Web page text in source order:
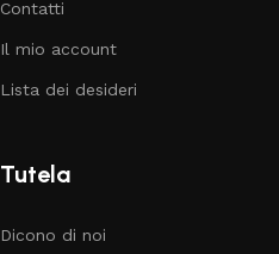
Contatti
Il mio account
Lista dei desideri
Tutela
Dicono di noi